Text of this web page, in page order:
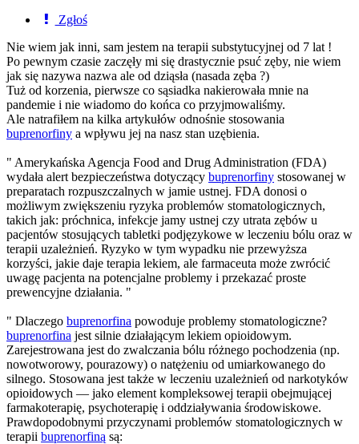
Zgłoś
Nie wiem jak inni, sam jestem na terapii substytucyjnej od 7 lat !
Po pewnym czasie zaczęły mi się drastycznie psuć zęby, nie wiem
jak się nazywa nazwa ale od dziąsła (nasada zęba ?)
Tuż od korzenia, pierwsze co sąsiadka nakierowała mnie na
pandemie i nie wiadomo do końca co przyjmowaliśmy.
Ale natrafiłem na kilka artykułów odnośnie stosowania
buprenorfiny a wpływu jej na nasz stan uzębienia.
" Amerykańska Agencja Food and Drug Administration (FDA)
wydała alert bezpieczeństwa dotyczący buprenorfiny stosowanej w
preparatach rozpuszczalnych w jamie ustnej. FDA donosi o
możliwym zwiększeniu ryzyka problemów stomatologicznych,
takich jak: próchnica, infekcje jamy ustnej czy utrata zębów u
pacjentów stosujących tabletki podjęzykowe w leczeniu bólu oraz w
terapii uzależnień. Ryzyko w tym wypadku nie przewyższa
korzyści, jakie daje terapia lekiem, ale farmaceuta może zwrócić
uwagę pacjenta na potencjalne problemy i przekazać proste
prewencyjne działania. "
" Dlaczego buprenorfina powoduje problemy stomatologiczne?
buprenorfina jest silnie działającym lekiem opioidowym.
Zarejestrowana jest do zwalczania bólu różnego pochodzenia (np.
nowotworowy, pourazowy) o natężeniu od umiarkowanego do
silnego. Stosowana jest także w leczeniu uzależnień od narkotyków
opioidowych — jako element kompleksowej terapii obejmującej
farmakoterapię, psychoterapię i oddziaływania środowiskowe.
Prawdopodobnymi przyczynami problemów stomatologicznych w
terapii buprenorfiną są: